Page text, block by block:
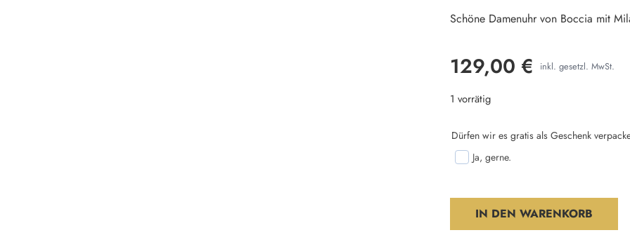
Schöne Damenuhr von Boccia mit
129,00 € inkl. gesetzl. MwSt.
1 vorrätig
Dürfen wir es gratis als Geschenk
Ja, gerne.
IN DEN WARENKORB